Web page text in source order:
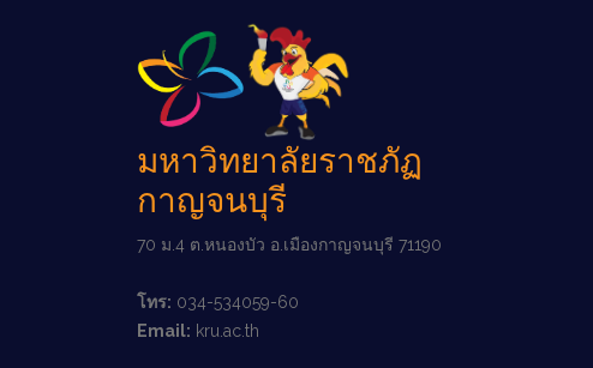
มหาวิทยาลัยราชภัฏ
กาญจนบุรี
70 ม.4 ต.หนองบัว อ.เมืองกาญจนบุรี 71190
โทร: 034-534059-60
Email: kru.ac.th